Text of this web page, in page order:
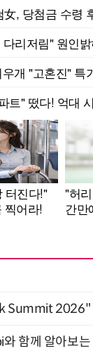
Summit 2026"